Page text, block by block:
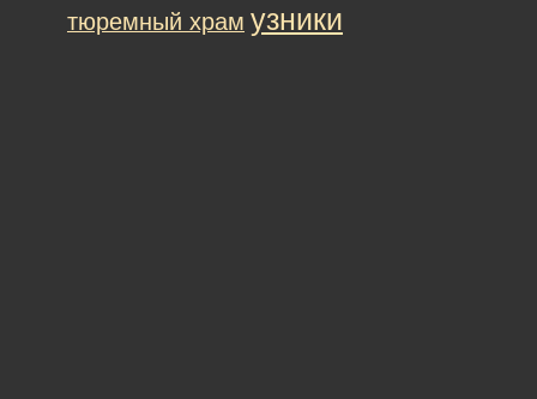
тюремный храм узники